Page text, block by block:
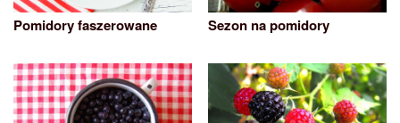
Pomidory faszerowane Sezon na pomidory